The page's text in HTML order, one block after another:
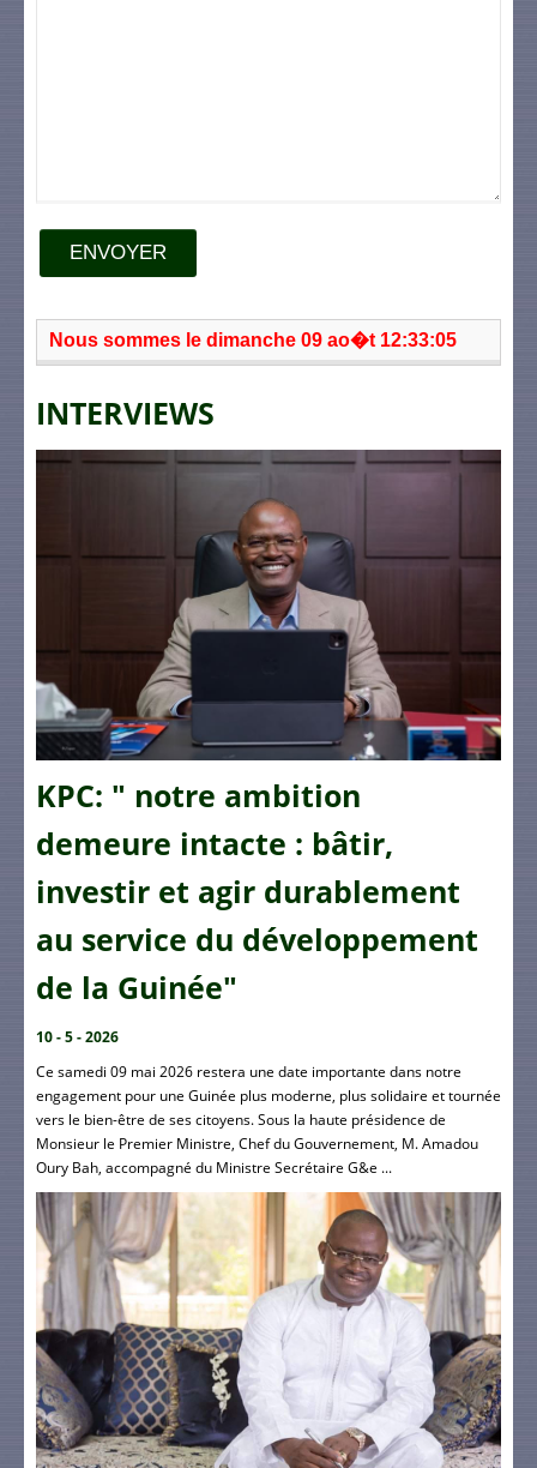
ENVOYER
Nous sommes le dimanche 09 ao�t 12:33:05
INTERVIEWS
KPC: " notre ambition
demeure intacte : bâtir,
investir et agir durablement
au service du développement
de la Guinée"
10 - 5 - 2026
Ce samedi 09 mai 2026 restera une date importante dans notre
engagement pour une Guinée plus moderne, plus solidaire et tournée
vers le bien-être de ses citoyens. Sous la haute présidence de
Monsieur le Premier Ministre, Chef du Gouvernement, M. Amadou
Oury Bah, accompagné du Ministre Secrétaire G&e ...